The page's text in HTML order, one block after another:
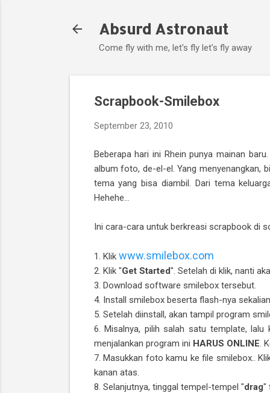
Absurd Astronaut
Come fly with me, let's fly let's fly away
Scrapbook-Smilebox
September 23, 2010
Beberapa hari ini Rhein punya mainan
album foto, de-el-el. Yang menyenangkan,
tema yang bisa diambil. Dari tema
Hehehe...
Ini cara-cara untuk berkreasi scrapbook di
1. Klik www.smilebox.com
2. Klik "Get Started". Setelah di klik, nanti
3. Download software smilebox tersebut.
4. Install smilebox beserta flash-nya
5. Setelah diinstall, akan tampil program
6. Misalnya, pilih salah satu template, lalu
menjalankan program ini HARUS ONLINE .
7. Masukkan foto kamu ke file smilebox..
kanan atas.
8. Selanjutnya, tinggal tempel-tempel "drag"